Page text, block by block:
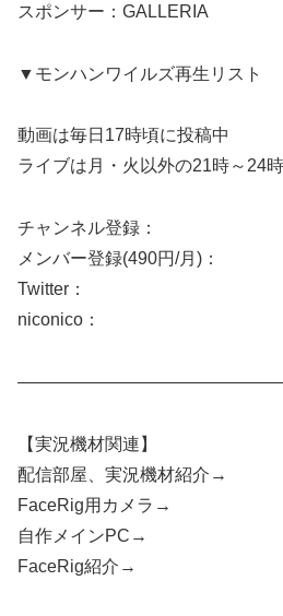
スポンサー：GALLERIA
▼モンハンワイルズ再生リスト
動画は毎日17時頃に投稿中
ライブは月・火以外の21時～24
チャンネル登録：​​
メンバー登録(490円/月)：
Twitter：​​
niconico：​​
【実況機材関連】
配信部屋、実況機材紹介→​​
FaceRig用カメラ→​​
自作メインPC→​​
FaceRig紹介→​​